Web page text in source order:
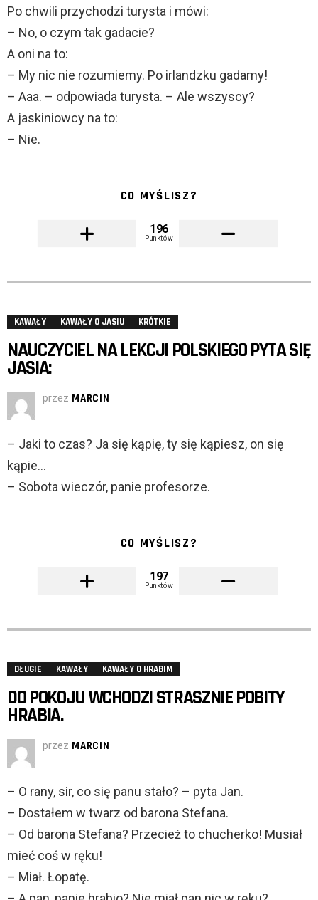
Po chwili przychodzi turysta i mówi:
– No, o czym tak gadacie?
A oni na to:
– My nic nie rozumiemy. Po irlandzku gadamy!
– Aaa. – odpowiada turysta. – Ale wszyscy?
A jaskiniowcy na to:
– Nie.
CO MYŚLISZ?
196
Punktów
KAWAŁY KAWAŁY O JASIU KRÓTKIE
NAUCZYCIEL NA LEKCJI POLSKIEGO PYTA SIĘ
JASIA:
przez MARCIN
– Jaki to czas? Ja się kąpię, ty się kąpiesz, on się
kąpie…
– Sobota wieczór, panie profesorze.
CO MYŚLISZ?
197
Punktów
DŁUGIE KAWAŁY KAWAŁY O HRABIM
DO POKOJU WCHODZI STRASZNIE POBITY
HRABIA.
przez MARCIN
– O rany, sir, co się panu stało? – pyta Jan.
– Dostałem w twarz od barona Stefana.
– Od barona Stefana? Przecież to chucherko! Musiał
mieć coś w ręku!
– Miał. Łopatę.